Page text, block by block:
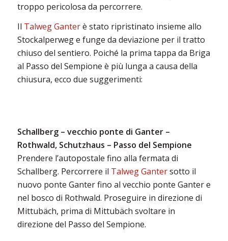
troppo pericolosa da percorrere.
Il Talweg Ganterè stato ripristinato insieme allo
Stockalperweg e funge da deviazione per il tratto
chiuso del sentiero. Poiché la prima tappa da Briga
al Passo del Sempione è più lunga a causa della
chiusura, ecco due suggerimenti:
Schallberg – vecchio ponte di Ganter –
Rothwald, Schutzhaus – Passo del Sempione
Prendere l’autopostale fino alla fermata di
Schallberg. Percorrere il Talweg Gantersotto il
nuovo ponte Ganter fino al vecchio ponte Ganter e
nel bosco di Rothwald. Proseguire in direzione di
Mittubäch, prima di Mittubäch svoltare in
direzione del Passo del Sempione.